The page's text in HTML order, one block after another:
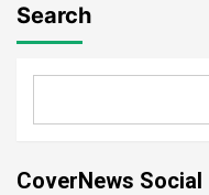
Search
CoverNews Social